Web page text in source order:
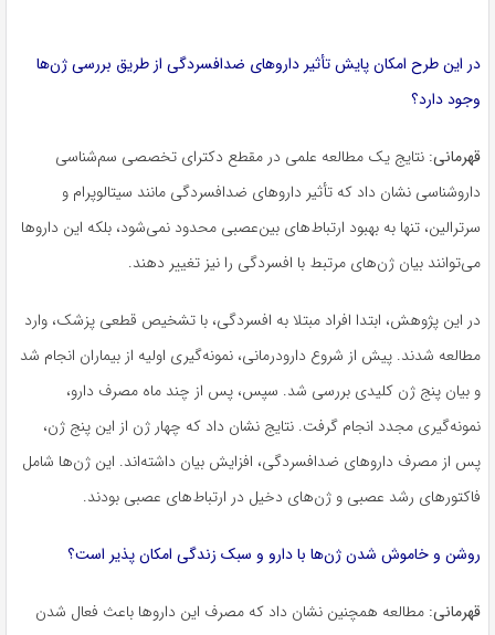
در این طرح امکان پایش تأثیر داروهای ضدافسردگی از طریق بررسی ژن‌ها
وجود دارد؟
قهرمانی: نتایج یک مطالعه علمی در مقطع دکترای تخصصی سم‌شناسی
داروشناسی نشان داد که تأثیر داروهای ضدافسردگی مانند سیتالوپرام و
سرترالین، تنها به بهبود ارتباط‌های بین‌عصبی محدود نمی‌شود، بلکه این داروها
می‌توانند بیان ژن‌های مرتبط با افسردگی را نیز تغییر دهند.
در این پژوهش، ابتدا افراد مبتلا به افسردگی، با تشخیص قطعی پزشک، وارد
مطالعه شدند. پیش از شروع دارودرمانی، نمونه‌گیری اولیه از بیماران انجام شد
و بیان پنج ژن کلیدی بررسی شد. سپس، پس از چند ماه مصرف دارو،
نمونه‌گیری مجدد انجام گرفت. نتایج نشان داد که چهار ژن از این پنج ژن،
پس از مصرف داروهای ضدافسردگی، افزایش بیان داشته‌اند. این ژن‌ها شامل
فاکتورهای رشد عصبی و ژن‌های دخیل در ارتباط‌های عصبی بودند.
روشن و خاموش شدن ژن‌ها با دارو و سبک زندگی امکان پذیر است؟
قهرمانی: مطالعه همچنین نشان داد که مصرف این داروها باعث فعال شدن